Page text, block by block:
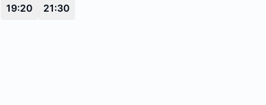
19:20 21:30